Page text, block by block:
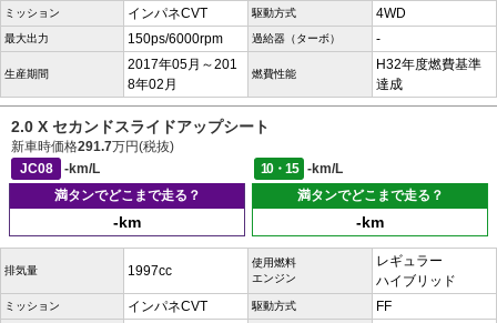
ミッション インパネCVT 駆動方式 4WD
最大出力 150ps/6000rpm 過給器（ターボ） -
生産期間
2017年05月～201
8年02月
燃費性能
H32年度燃費基準
達成
2.0 X セカンドスライドアップシート
新車時価格291.7万円(税抜)
JC08
-km/L 10・15
-km/L
満タンでどこまで走る？
-km
満タンでどこまで走る？
-km
排気量 1997cc
使用燃料
エンジン
レギュラー
ハイブリッド
ミッション インパネCVT 駆動方式 FF